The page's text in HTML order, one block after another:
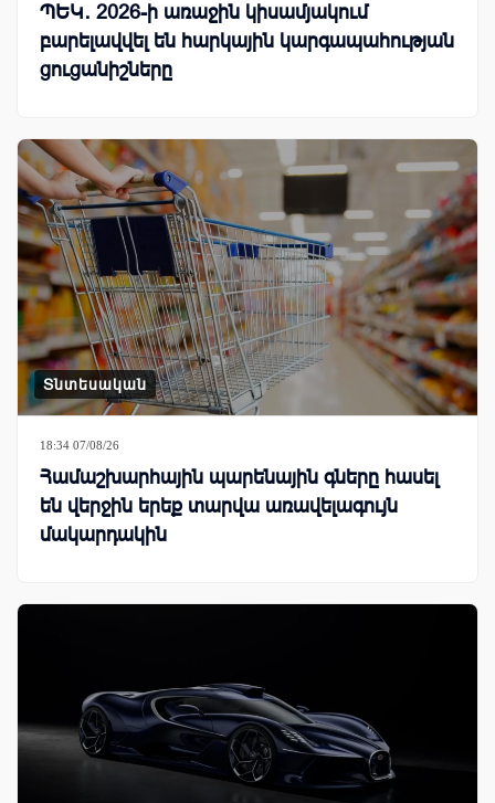
ՊԵԿ․ 2026-ի առաջին կիսամյակում
բարելավվել են հարկային կարգապահության
ցուցանիշները
Տնտեսական
18:34 07/08/26
Համաշխարհային պարենային գները հասել
են վերջին երեք տարվա առավելագույն
մակարդակին